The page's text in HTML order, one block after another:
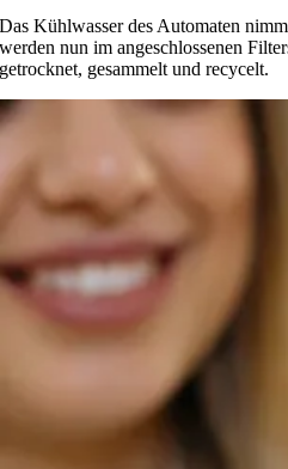
Das Kühlwasser des Automaten
werden nun im angeschlossenen
getrocknet, gesammelt und recycelt.